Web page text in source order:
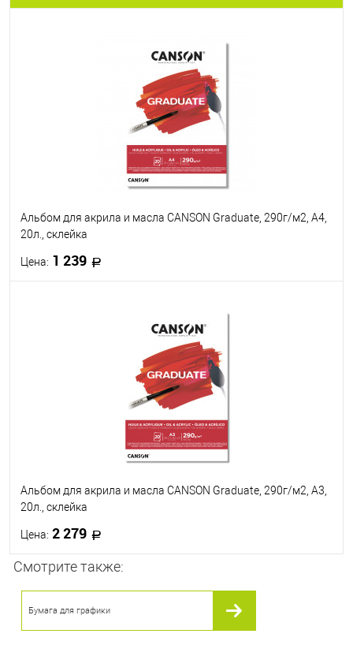
Альбом для акрила и масла CANSON Graduate, 290г/м2, А4,
20л., склейка
Цена: 1 239
В наличии
Альбом для акрила и масла CANSON Graduate, 290г/м2, А3,
20л., склейка
Цена: 2 279
В наличии
Смотрите также:
Бумага для графики